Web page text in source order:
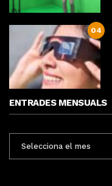
04
ENTRADES MENSUALS
MENSUALS